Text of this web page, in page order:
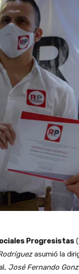
Progresistas
asumió la
José Fernando